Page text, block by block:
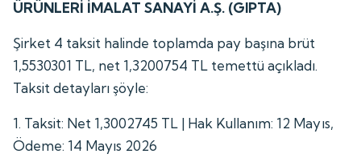
ÜRÜNLERİ İMALAT SANAYİ A.Ş. (GIPTA)
Şirket 4 taksit halinde toplamda pay başına brüt
1,5530301 TL, net 1,3200754 TL temettü açıkladı.
Taksit detayları şöyle:
1. Taksit: Net 1,3002745 TL | Hak Kullanım: 12 Mayıs,
Ödeme: 14 Mayıs 2026